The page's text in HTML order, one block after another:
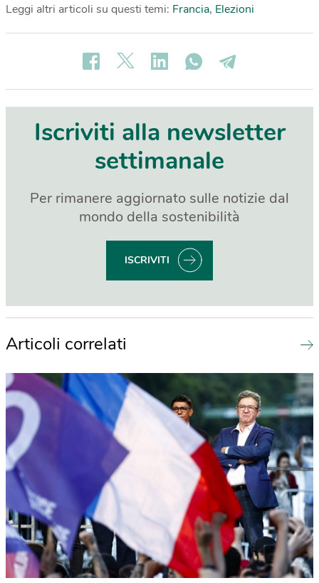
Leggi altri articoli su questi temi: Francia, Elezioni
Iscriviti alla newsletter
settimanale
Per rimanere aggiornato sulle notizie dal
mondo della sostenibilità
ISCRIVITI
Articoli correlati